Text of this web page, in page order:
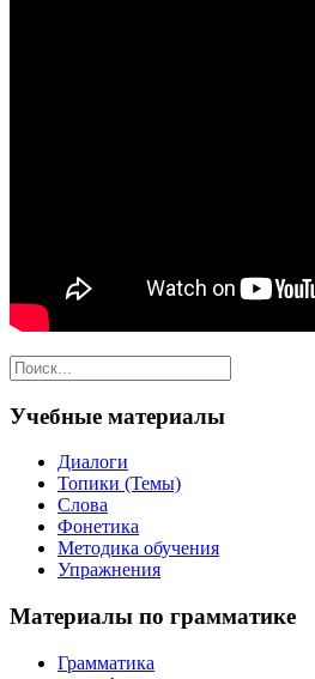
Учебные материалы
Диалоги
Топики (Темы)
Слова
Фонетика
Методика обучения
Упражнения
Материалы по грамматике
Грамматика